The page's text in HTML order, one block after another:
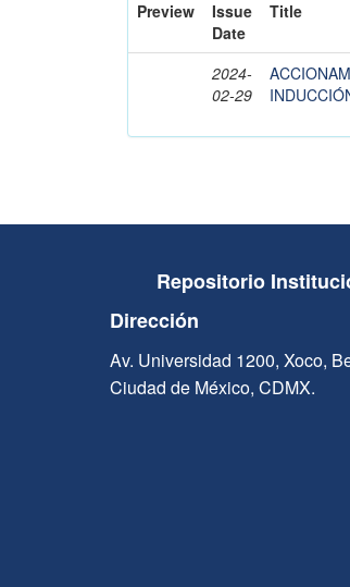
Preview
Issue
Date
Title
2024-
02-29
Repositorio
Dirección
Av. Universidad 1200, Xoco,
Ciudad de México, CDMX.